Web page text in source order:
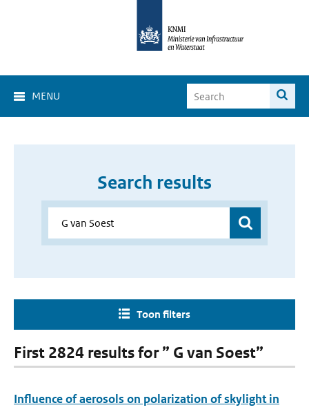
MENU
Search results
Toon filters
First 2824 results for ” G van Soest”
Influence of aerosols on polarization of skylight in